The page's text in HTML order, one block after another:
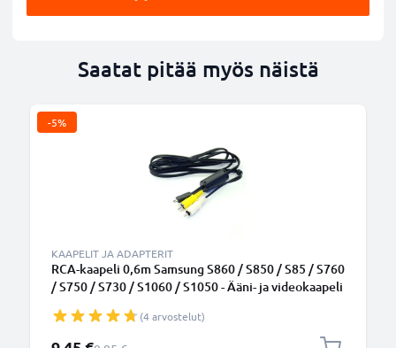
Saatat pitää myös näistä
-5%
KAAPELIT JA ADAPTERIT
RCA-kaapeli 0,6m Samsung S860 / S850 / S85 / S760
/ S750 / S730 / S1060 / S1050 - Ääni- ja videokaapeli
ray, kamera, pelikonsoli
(4 arvostelut)
Erikoishinta